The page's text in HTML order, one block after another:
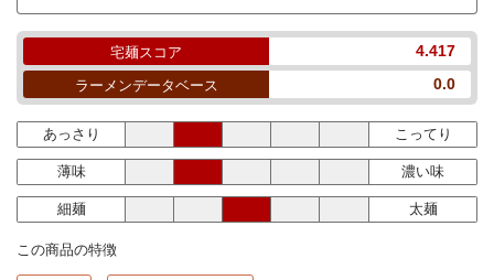
宅麺スコア 4.417
ラーメンデータベース 0.0
あっさり こってり
薄味 濃い味
細麺 太麺
この商品の特徴